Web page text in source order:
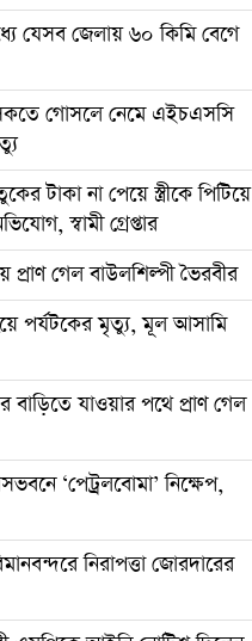
যেসব জেলায় ৬০ কিমি বেগে
গোসলে নেমে এইচএসসি
টাকা না পেয়ে স্ত্রীকে পিটিয়ে
স্বামী গ্রেপ্তার
প্রাণ গেল বাউলশিল্পী ভৈরবীর
পর্যটকের মৃত্যু, মূল আসামি
বাড়িতে যাওয়ার পথে প্রাণ গেল
‘পেট্রলবোমা’ নিক্ষেপ,
নিরাপত্তা জোরদারের